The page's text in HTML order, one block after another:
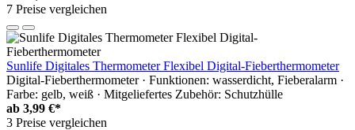
7 Preise vergleichen
Sunlife Digitales Thermometer Flexibel Digital-Fieberthermometer
Digital-Fieberthermometer · Funktionen: wasserdicht, Fieberalarm ·
Farbe: gelb, weiß · Mitgeliefertes Zubehör: Schutzhülle
ab 3,99 €*
3 Preise vergleichen